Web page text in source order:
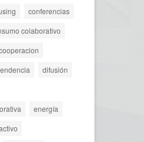
conferencias
colaborativo
difusión
energía